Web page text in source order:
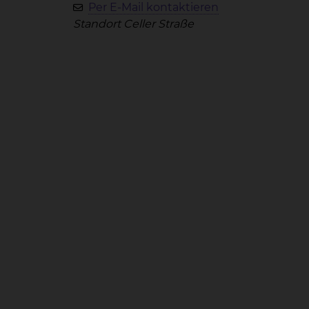
Per E-Mail kontaktieren
Standort Celler Straße